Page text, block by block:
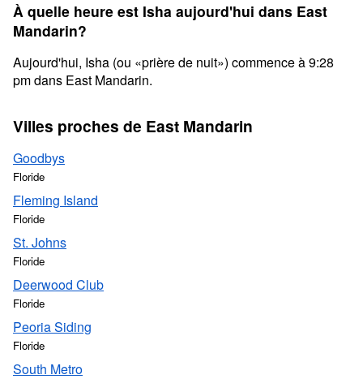
À quelle heure est Isha aujourd'hui dans East
Mandarin?
Aujourd'hui, Isha (ou «prière de nuit») commence à 9:28
pm dans East Mandarin.
Villes proches de East Mandarin
Goodbys
Floride
Fleming Island
Floride
St. Johns
Floride
Deerwood Club
Floride
Peoria Siding
Floride
South Metro